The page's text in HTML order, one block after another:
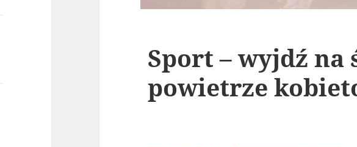
Sport – wyjdź na
powietrze